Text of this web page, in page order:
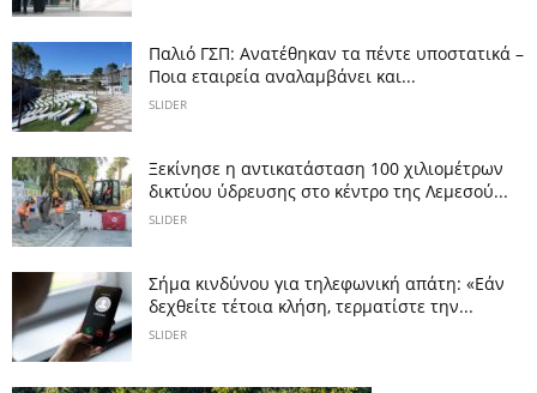
Παλιό ΓΣΠ: Ανατέθηκαν τα πέντε υποστατικά –
Ποια εταιρεία αναλαμβάνει και...
SLIDER
Ξεκίνησε η αντικατάσταση 100 χιλιομέτρων
δικτύου ύδρευσης στο κέντρο της Λεμεσού...
SLIDER
Σήμα κινδύνου για τηλεφωνική απάτη: «Εάν
δεχθείτε τέτοια κλήση, τερματίστε την...
SLIDER